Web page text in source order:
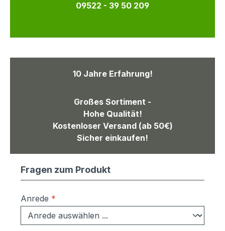
09522 - 39 50 209
10 Jahre Erfahrung!
Großes Sortiment -
Hohe Qualität!
Kostenloser Versand (ab 50€)
Sicher einkaufen!
Fragen zum Produkt
Anrede *